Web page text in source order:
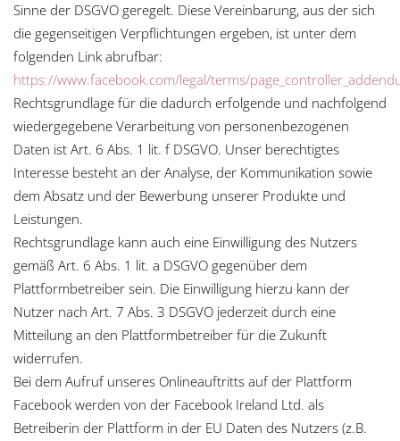
Sinne der DSGVO geregelt. Diese Vereinbarung, aus der sich
die gegenseitigen Verpflichtungen ergeben, ist unter dem
folgenden Link abrufbar:
https://www.facebook.com/legal/terms/
Rechtsgrundlage für die dadurch erfolgende und nachfolgend
wiedergegebene Verarbeitung von personenbezogenen
Daten ist Art. 6 Abs. 1 lit. f DSGVO. Unser berechtigtes
Interesse besteht an der Analyse, der Kommunikation sowie
dem Absatz und der Bewerbung unserer Produkte und
Leistungen.
Rechtsgrundlage kann auch eine Einwilligung des Nutzers
gemäß Art. 6 Abs. 1 lit. a DSGVO gegenüber dem
Plattformbetreiber sein. Die Einwilligung hierzu kann der
Nutzer nach Art. 7 Abs. 3 DSGVO jederzeit durch eine
Mitteilung an den Plattformbetreiber für die Zukunft
widerrufen.
Bei dem Aufruf unseres Onlineauftritts auf der Plattform
Facebook werden von der Facebook Ireland Ltd. als
Betreiberin der Plattform in der EU Daten des Nutzers (z.B.